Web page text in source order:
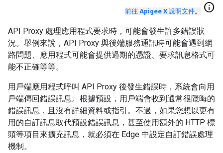
前往 Apigee X 說明文件。 info
API Proxy 處理應用程式要求時，可能會發生許多錯誤狀
況。舉例來說，API Proxy 與後端服務通訊時可能會遇到網
路問題、應用程式可能會提供過期的憑證、要求訊息格式可
能不正確等等。
用戶端應用程式呼叫 API Proxy 後發生錯誤時，系統會向用
戶端傳回錯誤訊息。根據預設，用戶端會收到通常很隱晦的
錯誤訊息，且沒有詳細資料或指引。不過，如果您想以更有
用的自訂訊息取代預設錯誤訊息，甚至使用額外的 HTTP 標
頭等項目來擴充訊息，就必須在 Edge 中設定自訂錯誤處理
機制。